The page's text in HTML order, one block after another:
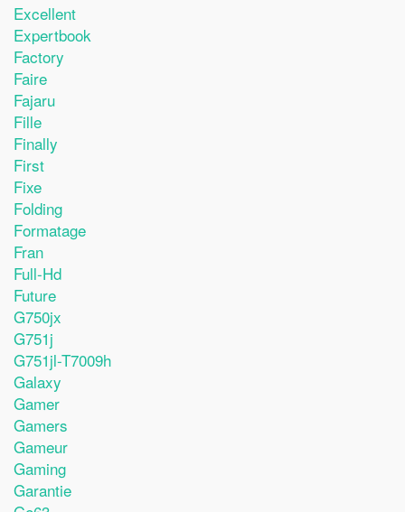
Excellent
Expertbook
Factory
Faire
Fajaru
Fille
Finally
First
Fixe
Folding
Formatage
Fran
Full-Hd
Future
G750jx
G751j
G751jl-T7009h
Galaxy
Gamer
Gamers
Gameur
Gaming
Garantie